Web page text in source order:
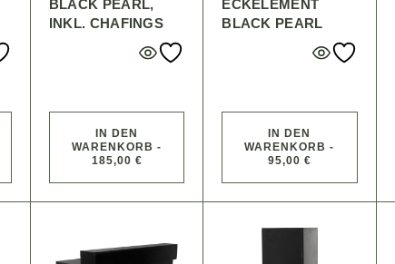
BLACK PEARL,
INKL. CHAFINGS
IN DEN
WARENKORB -
185,00 €
ECKELEMENT
BLACK PEARL
IN DEN
WARENKORB -
95,00 €